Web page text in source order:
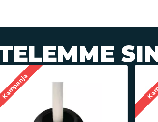
Kampanja